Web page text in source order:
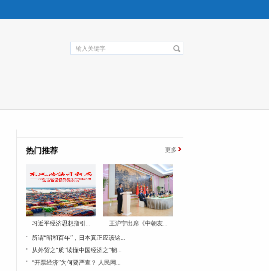
热门推荐 更多
习近平经济思想指引... 王沪宁出席《中朝友...
所谓“昭和百年”，日本真正应该铭...
从外贸之“质”读懂中国经济之“韧...
“开票经济”为何要严查？ 人民网...